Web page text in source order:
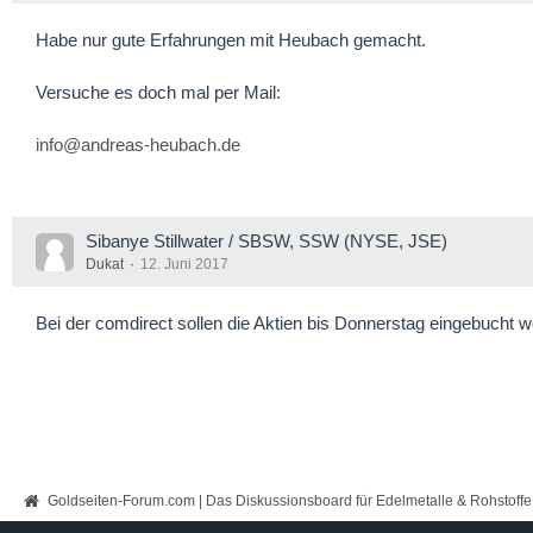
Goldseiten-Forum.com | Das Diskussionsboard für Edelmetalle & Rohstoffe
Habe nur gute Erfahrungen mit Heubach gemacht.
Versuche es doch mal per Mail:
info@andreas-heubach.de
Sibanye Stillwater / SBSW, SSW (NYSE, JSE)
Dukat 12. Juni 2017
Bei der comdirect sollen die Aktien bis Donnerstag eingebucht